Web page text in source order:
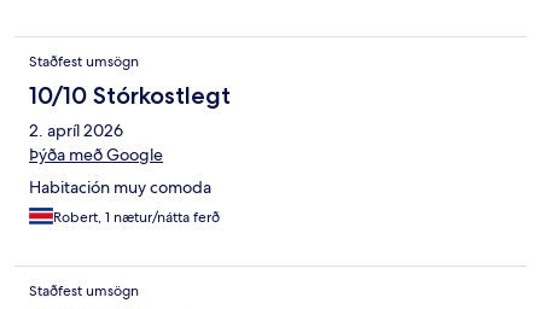
Staðfest umsögn
10/10 Stórkostlegt
2. apríl 2026
Þýða með Google
Habitación muy comoda
Robert, 1 nætur/nátta ferð
Staðfest umsögn